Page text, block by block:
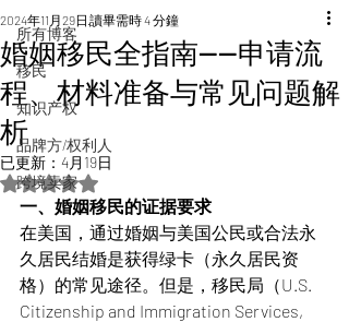
所有博客
移民
知识产权
品牌方/权利人
跨境卖家
婚姻移民全指南——申请流
程、材料准备与常见问题解
析
2024年11月29日 讀畢需時 4 分鐘
已更新： 4月19日
評等為 NaN（最高為 5 顆星）。
一、婚姻移民的证据要求
在美国，通过婚姻与美国公民或合法永
久居民结婚是获得绿卡（永久居民资
格）的常见途径。但是，移民局（U.S.
Citizenship and Immigration Services,